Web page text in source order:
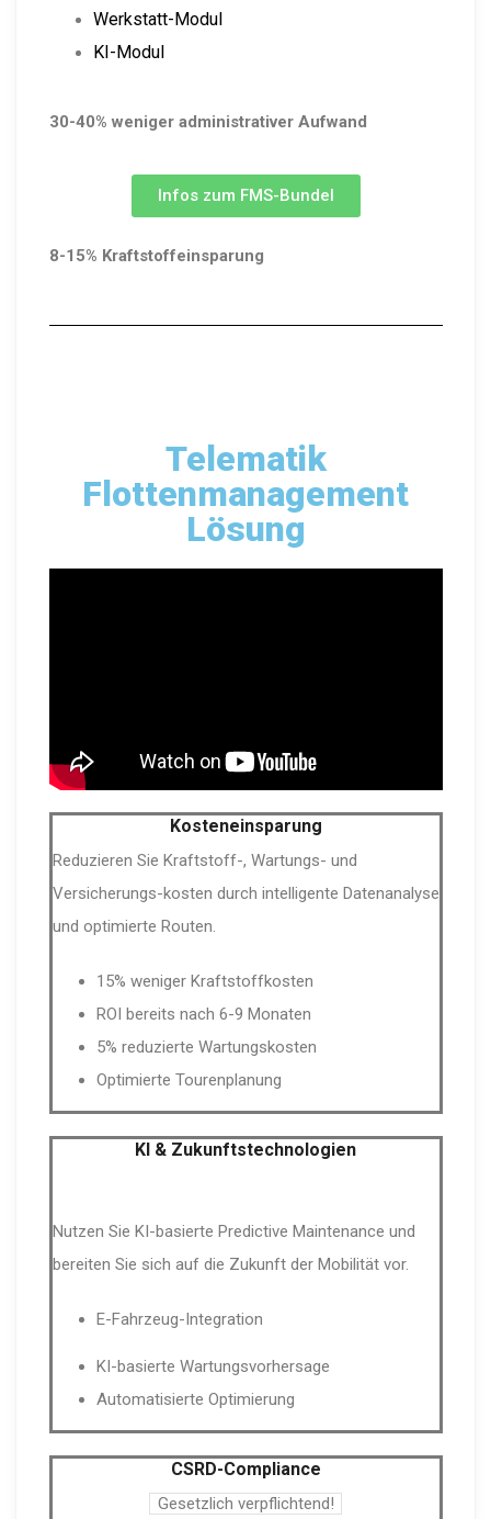
Werkstatt-Modul
KI-Modul
30-40% weniger administrativer Aufwand
Infos zum FMS-Bundel
8-15% Kraftstoffeinsparung
Telematik
Flottenmanagement
Lösung
Kosteneinsparung
Reduzieren Sie Kraftstoff-, Wartungs- und
Versicherungs-kosten durch intelligente Datenanalyse
und optimierte Routen.
15% weniger Kraftstoffkosten
ROI bereits nach 6-9 Monaten
5% reduzierte Wartungskosten
Optimierte Tourenplanung
KI & Zukunftstechnologien
Nutzen Sie KI-basierte Predictive Maintenance und
bereiten Sie sich auf die Zukunft der Mobilität vor.
E-Fahrzeug-Integration
KI-basierte Wartungsvorhersage
Automatisierte Optimierung
CSRD-Compliance
Gesetzlich verpflichtend!